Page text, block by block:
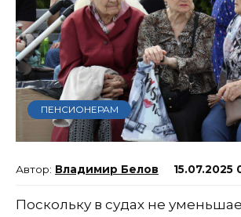
ПЕНСИОНЕРАМ
Владимир Белов 15.07.2025
Поскольку в судах не